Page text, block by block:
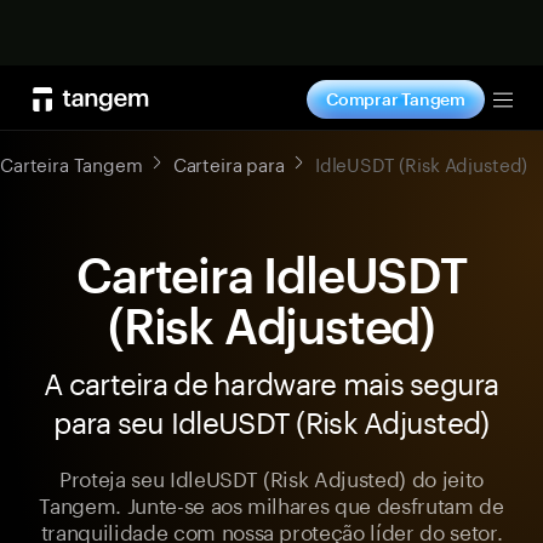
Comprar Tangem
Carteira Tangem Carteira para IdleUSDT (Risk Adjusted)
Carteira IdleUSDT
(Risk Adjusted)
A carteira de hardware mais segura
para seu IdleUSDT (Risk Adjusted)
Proteja seu IdleUSDT (Risk Adjusted) do jeito
Tangem. Junte-se aos milhares que desfrutam de
tranquilidade com nossa proteção líder do setor.